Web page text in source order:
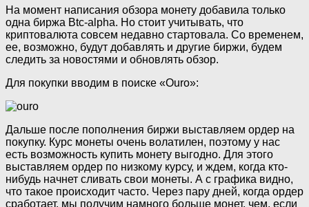
На момент написания обзора монету добавила только
одна биржа Btc-alpha. Но стоит учитывать, что
криптовалюта совсем недавно стартовала. Со временем,
ее, возможно, будут добавлять и другие биржи, будем
следить за новостями и обновлять обзор.
Для покупки вводим в поиске «Ouro»:
Дальше после пополнения биржи выставляем ордер на
покупку. Курс монеты очень волатилен, поэтому у нас
есть возможность купить монету выгодно. Для этого
выставляем ордер по низкому курсу, и ждем, когда кто-
нибудь начнет сливать свои монеты. А с графика видно,
что такое происходит часто. Через пару дней, когда ордер
сработает, мы получим намного больше монет, чем, если